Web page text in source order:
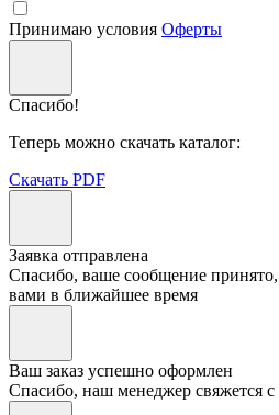
Принимаю условия Оферты
Спасибо!
Теперь можно скачать каталог:
Скачать PDF
Заявка отправлена
Спасибо, ваше сообщение
вами в ближайшее время
Ваш заказ успешно оформлен
Спасибо, наш менеджер свяжется